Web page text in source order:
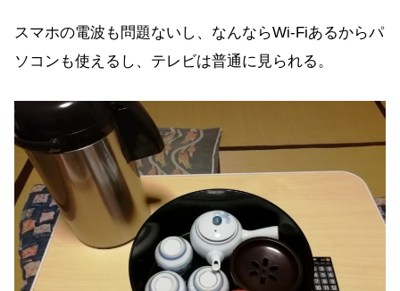
スマホの電波も問題ないし、なんならWi-Fiあるからパ
ソコンも使えるし、テレビは普通に見られる。